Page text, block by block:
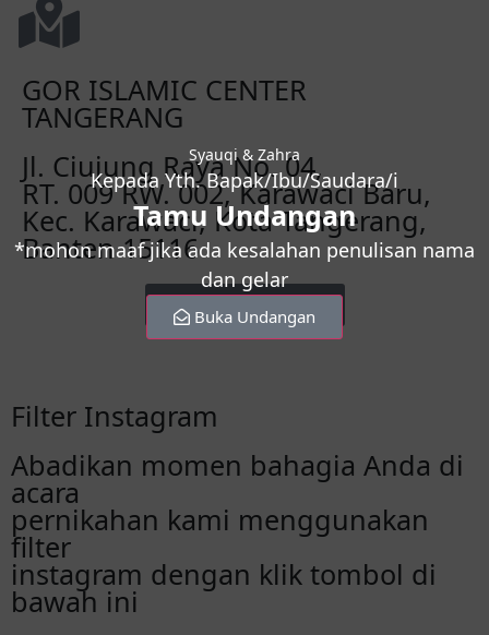
GOR ISLAMIC CENTER
TANGERANG
Jl. Ciujung Raya No. 04,
RT. 009 RW. 002, Karawaci Baru,
Kec. Karawaci, Kota Tangerang,
Banten 15116
Lihat Maps Lokasi
Filter Instagram
Abadikan momen bahagia Anda di
acara
pernikahan kami menggunakan
filter
instagram dengan klik tombol di
bawah ini
Syauqi & Zahra
Kepada Yth. Bapak/Ibu/Saudara/i
Tamu Undangan
*mohon maaf jika ada kesalahan penulisan nama
dan gelar
Buka Undangan